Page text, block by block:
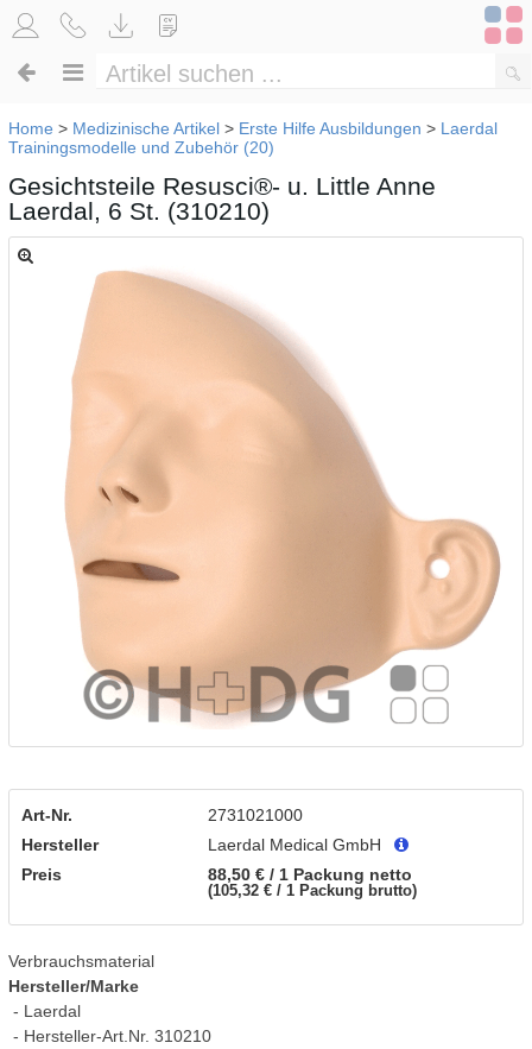
Home > Medizinische Artikel > Erste Hilfe Ausbildungen > Laerdal
Trainingsmodelle und Zubehör (20)
Gesichtsteile Resusci®- u. Little Anne
Laerdal, 6 St. (310210)
Art-Nr.
2731021000
Hersteller
Laerdal Medical GmbH
Preis
88,50 € / 1 Packung netto
105,32 € / 1 Packung brutto
Verbrauchsmaterial
Hersteller/Marke
- Laerdal
- Hersteller-Art.Nr. 310210